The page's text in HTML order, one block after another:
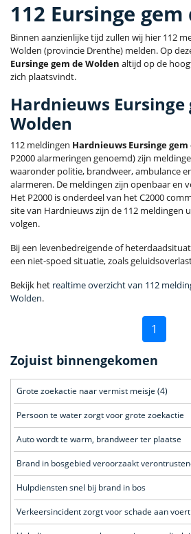
112 Eursinge
Binnen aanzienlijke tijd zullen wij hier 112
Wolden (provincie Drenthe) melden. Op
Eursinge gem de Wolden altijd op de
zich plaatsvindt.
Hardnieuws Eursinge
Wolden
112 meldingen Hardnieuws Eursinge gem
P2000 alarmeringen genoemd) zijn
waaronder politie, brandweer, ambulance
alarmeren. De meldingen zijn openbaar en
Het P2000 is onderdeel van het C2000
site van Hardnieuws zijn de 112 meldingen
volgen.
Bij een levenbedreigende of
een niet-spoed situatie, zoals
Bekijk het realtime overzicht van 112
Wolden.
1
Zojuist binnengekomen
Grote zoekactie naar vermist meisje (4)
Persoon te water zorgt voor grote zoekactie
Auto wordt te warm, brandweer ter plaatse
Brand in bosgebied veroorzaakt
Hulpdiensten snel bij brand in bos
Verkeersincident zorgt voor schade aan